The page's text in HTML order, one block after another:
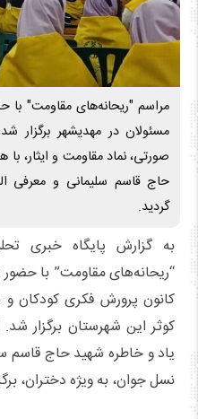
مراسم "ریحانه‌های مقاومت" با
مسئولان در مهدیشهر برگزار
صورتی، نماد مقاومت و ایثار،
حاج قاسم سلیمانی و معرفی
گردید.
به گزارش پایگاه خبری
“ریحانه‌های مقاومت” با
کانون پرورش فکری کودکان
کوثر این شهرستان برگزار
یاد و خاطره شهید حاج قاسم
نسل جوان، به ویژه دختران،